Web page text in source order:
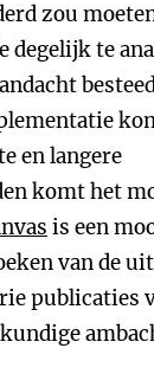
zou
degelijk te
en langere
komt het
is een
van de
publicaties